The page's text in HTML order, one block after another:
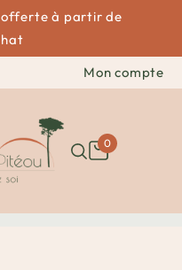
offerte à partir de
Mon compte
0